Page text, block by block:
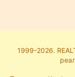
1999-2026.